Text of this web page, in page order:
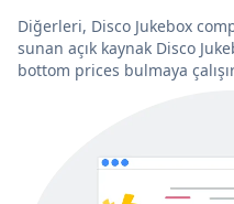
Diğerleri, Disco Jukebox
sunan açık kaynak Disco
bottom prices bulmaya